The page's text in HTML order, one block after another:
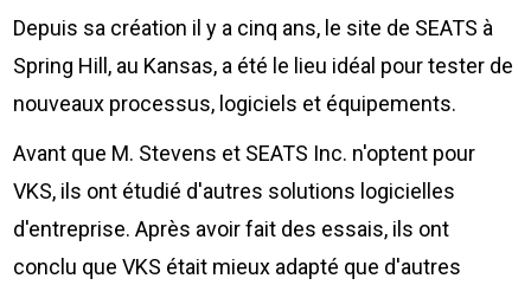
Depuis sa création il y a cinq ans, le site de SEATS à
Spring Hill, au Kansas, a été le lieu idéal pour tester de
nouveaux processus, logiciels et équipements.
Avant que M. Stevens et SEATS Inc. n'optent pour
VKS, ils ont étudié d'autres solutions logicielles
d'entreprise. Après avoir fait des essais, ils ont
conclu que VKS était mieux adapté que d'autres